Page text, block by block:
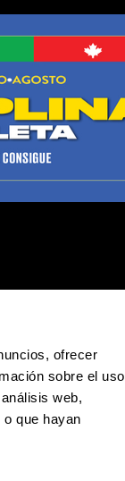
ofrecer
sobre el uso
web,
que hayan